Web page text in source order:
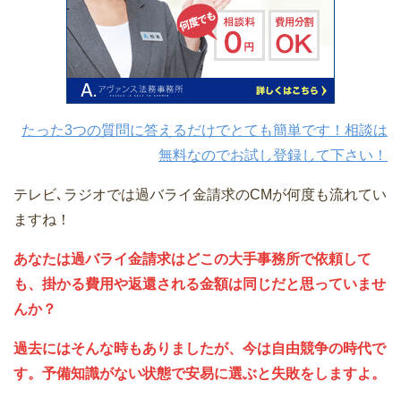
たった3つの質問に答えるだけでとても簡単です！相談は
無料なのでお試し登録して下さい！
テレビ､ラジオでは過バライ金請求のCMが何度も流れてい
ますね！
あなたは過バライ金請求はどこの大手事務所で依頼して
も、掛かる費用や返還される金額は同じだと思っていませ
んか？
過去にはそんな時もありましたが、今は自由競争の時代で
す。予備知識がない状態で安易に選ぶと失敗をしますよ。